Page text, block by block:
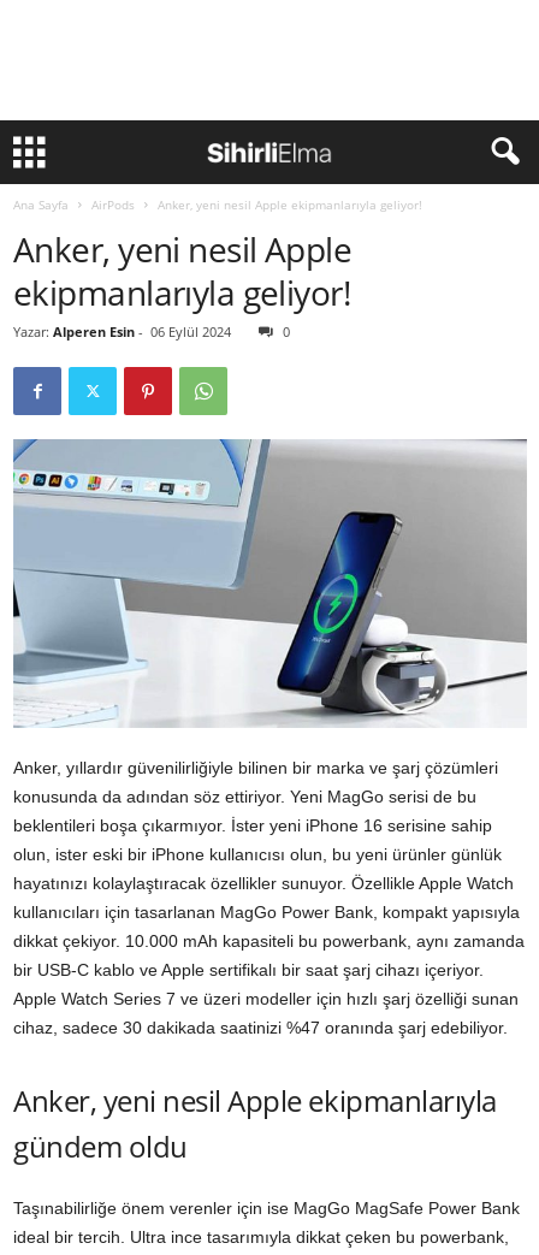
Ana Sayfa AirPods Anker, yeni nesil Apple ekipmanlarıyla geliyor!
Anker, yeni nesil Apple
ekipmanlarıyla geliyor!
Yazar: Alperen Esin - 06 Eylül 2024 0
Anker, yıllardır güvenilirliğiyle bilinen bir marka ve şarj çözümleri
konusunda da adından söz ettiriyor. Yeni MagGo serisi de bu
beklentileri boşa çıkarmıyor. İster yeni iPhone 16 serisine sahip
olun, ister eski bir iPhone kullanıcısı olun, bu yeni ürünler günlük
hayatınızı kolaylaştıracak özellikler sunuyor. Özellikle Apple Watch
kullanıcıları için tasarlanan MagGo Power Bank, kompakt yapısıyla
dikkat çekiyor. 10.000 mAh kapasiteli bu powerbank, aynı zamanda
bir USB-C kablo ve Apple sertifikalı bir saat şarj cihazı içeriyor.
Apple Watch Series 7 ve üzeri modeller için hızlı şarj özelliği sunan
cihaz, sadece 30 dakikada saatinizi %47 oranında şarj edebiliyor.
Anker, yeni nesil Apple ekipmanlarıyla
gündem oldu
Taşınabilirliğe önem verenler için ise MagGo MagSafe Power Bank
ideal bir tercih. Ultra ince tasarımıyla dikkat çeken bu powerbank,